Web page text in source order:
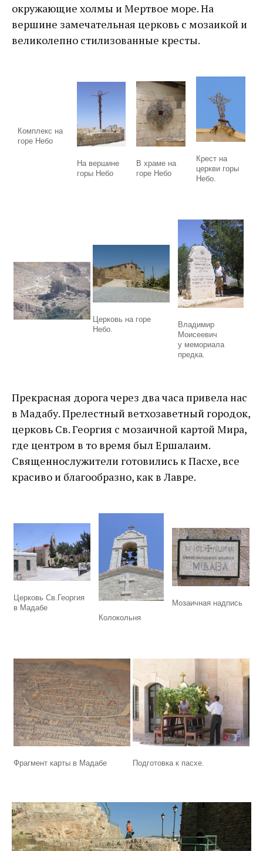
окружающие холмы и Мертвое море. На
вершине замечательная церковь с мозаикой и
великолепно стилизованные кресты.
Комплекс на
горе Небо
На вершине
горы Небо
В храме на
горе Небо
Крест на
церкви горы
Небо.
Церковь на горе
Небо.
Владимир
Моисеевич
у мемориала
предка.
Прекрасная дорога через два часа привела нас
в Мадабу. Прелестный ветхозаветный городок,
церковь Св. Георгия с мозаичной картой Мира,
где центром в то время был Ершалаим.
Священнослужители готовились к Пасхе, все
красиво и благообразно, как в Лавре.
Церковь Св.Георгия
в Мадабе
Колокольня
Мозаичная надпись
Фрагмент карты в Мадабе Подготовка к пасхе.